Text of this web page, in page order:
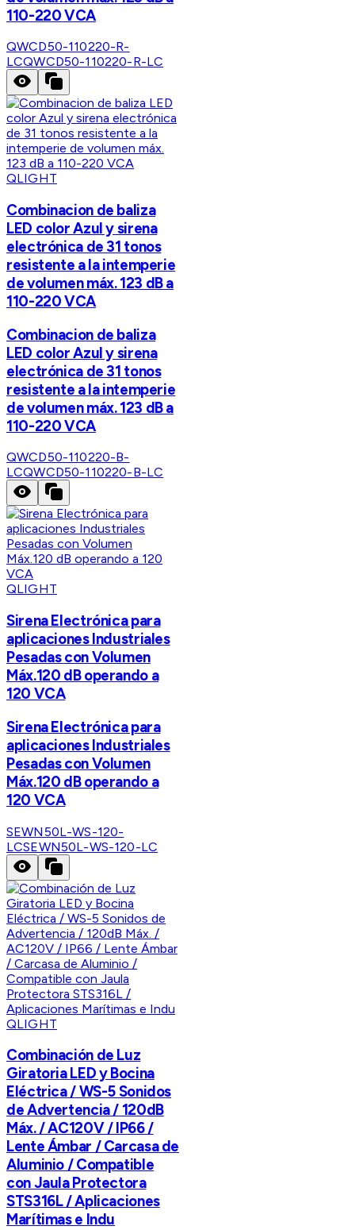
110-220 VCA
QWCD50-110220-R-
LCQWCD50-110220-R-LC
QLIGHT
Combinacion de baliza
LED color Azul y sirena
electrónica de 31 tonos
resistente a la intemperie
de volumen máx. 123 dB a
110-220 VCA
Combinacion de baliza
LED color Azul y sirena
electrónica de 31 tonos
resistente a la intemperie
de volumen máx. 123 dB a
110-220 VCA
QWCD50-110220-B-
LCQWCD50-110220-B-LC
QLIGHT
Sirena Electrónica para
aplicaciones Industriales
Pesadas con Volumen
Máx.120 dB operando a
120 VCA
Sirena Electrónica para
aplicaciones Industriales
Pesadas con Volumen
Máx.120 dB operando a
120 VCA
SEWN50L-WS-120-
LCSEWN50L-WS-120-LC
QLIGHT
Combinación de Luz
Giratoria LED y Bocina
Eléctrica / WS-5 Sonidos
de Advertencia / 120dB
Máx. / AC120V / IP66 /
Lente Ámbar / Carcasa de
Aluminio / Compatible
con Jaula Protectora
STS316L / Aplicaciones
Marítimas e Indu